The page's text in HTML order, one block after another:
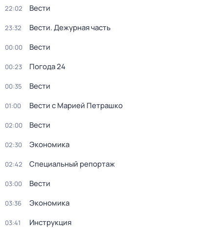
22:02 Вести
23:32 Вести. Дежурная часть
00:00 Вести
00:23 Погода 24
00:35 Вести
01:00 Вести с Марией Петрашко
02:00 Вести
02:30 Экономика
02:42 Специальный репортаж
03:00 Вести
03:36 Экономика
03:41 Инструкция